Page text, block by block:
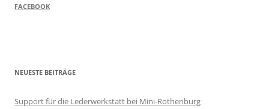
FACEBOOK
NEUESTE BEITRÄGE
Support für die Lederwerkstatt bei Mini-Rothenburg